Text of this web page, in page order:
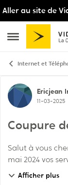
Aller au site de
Ouvrir Menu
Passer
Internet et
Ericjean
11-03-2025
Coupure
Salut à vous
mai 2024 vos
transférer ma
Afficher plus